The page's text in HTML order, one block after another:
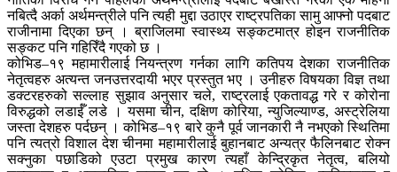
नबित्दै अर्का अर्थमन्त्रीले पनि त्यही मुद्दा उठाएर राष्ट्रपतिका सामु आफ्नो पदबाट
राजीनामा दिएका छन् । ब्राजिलमा स्वास्थ्य सङ्कटमात्र होइन राजनीतिक
सङ्कट पनि गहिरिँदै गएको छ ।
कोभिड–१९ महामारीलाई नियन्त्रण गर्नका लागि कतिपय देशका राजनीतिक
नेतृत्वहरु अत्यन्त जनउत्तरदायी भएर प्रस्तुत भए । उनीहरु विषयका विज्ञ तथा
डक्टरहरुको सल्लाह सुझाव अनुसार चले, राष्ट्रलाई एकतावद्ध गरे र कोरोना
विरुद्धको लडाईँ लडे । यसमा चीन, दक्षिण कोरिया, न्युजिल्याण्ड, अस्ट्रेलिया
जस्ता देशहरु पर्दछन् । कोभिड–१९ बारे कुनै पूर्व जानकारी नै नभएको स्थितिमा
पनि त्यत्रो विशाल देश चीनमा महामारीलाई बुहानबाट अन्यत्र फैलिनबाट रोक्न
सक्नुका पछाडिको एउटा प्रमुख कारण त्यहाँ केन्द्रिकृत नेतृत्व, बलियो